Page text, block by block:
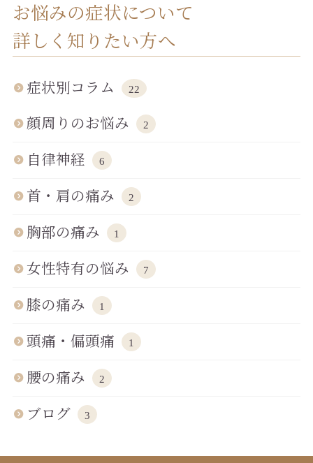
お悩みの症状について
詳しく知りたい方へ
症状別コラム 22
顔周りのお悩み 2
自律神経 6
首・肩の痛み 2
胸部の痛み 1
女性特有の悩み 7
膝の痛み 1
頭痛・偏頭痛 1
腰の痛み 2
ブログ 3